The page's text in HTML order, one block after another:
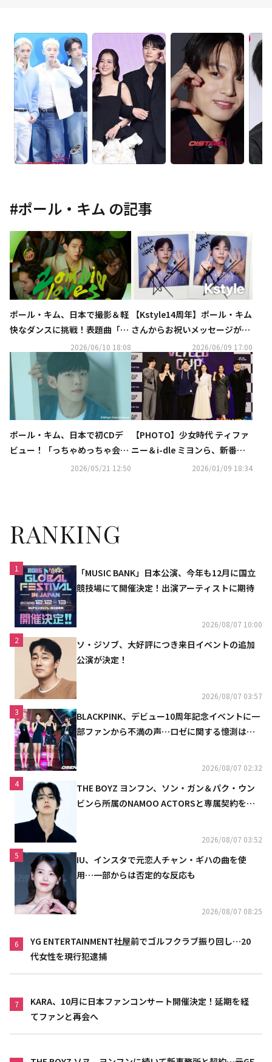
#ポール・キム の記事
ポール・キム、日本で撮影＆軽
快なダンスに挑戦！表題曲「Zo
mbie Loves Matcha」MV公開
2026/06/10 18:08
【Kstyle14周年】ポール・キム
さんからお祝いメッセージが到
着！直筆サイン入りポラを2名
様にプレゼント（終了しまし
た）
2026/06/09 17:00
ポール・キム、日本で初CDデ
ビュー！「っちゃめっちゃ会い
たい」を先行配信＆ライブクリ
2026/05/21 12:50
【PHOTO】少女時代 ティファ
ニー＆i-dle ミヨンら、新番組
「VEILED CUP」制作発表会に
2026/01/09 18:34
RANKING
1
「MUSIC BANK」日本公演、今年も12月に国立
競技場にて開催決定！出演アーティストに期待
2026/08/07 10:00
2
ソ・ジソブ、大好評につき来日イベントの追加
公演が決定！
2026/08/07 03:57
3
BLACKPINK、デビュー10周年記念イベントに一
部ファンから不満の声…ロゼに関する憶測は否
2026/08/07 02:32
4
THE BOYZ ヨンフン、ソン・ガン＆パク・ウン
ビンら所属のNAMOO ACTORSと専属契約を締
2026/08/07 03:52
5
IU、インスタで元恋人チャン・ギハの曲を使
用…一部からは否定的な反応も
2026/08/07 08:25
6
YG ENTERTAINMENT社屋前でゴルフクラブ振り回し…20
代女性を現行犯逮捕
7
KARA、10月に日本ファンコンサート開催決定！延期を経
てファンと再会へ